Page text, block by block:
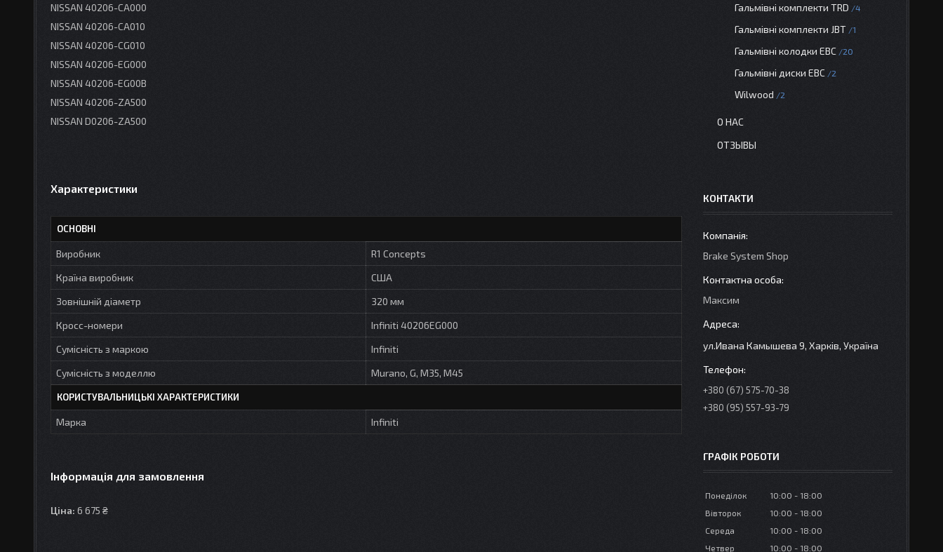
NISSAN 40206-CA000
NISSAN 40206-CA010
NISSAN 40206-CG010
NISSAN 40206-EG000
NISSAN 40206-EG00B
NISSAN 40206-ZA500
NISSAN D0206-ZA500
Характеристики
ОСНОВНІ
Виробник
R1 Concepts
Країна виробник
США
Зовнішній діаметр
320 мм
Кросс-номери
Infiniti 40206EG000
Сумісність з маркою
Infiniti
Сумісність з моделлю
Murano, G, M35, M45
КОРИСТУВАЛЬНИЦЬКІ ХАРАКТЕРИСТИКИ
Марка Infiniti
Інформація для замовлення
Ціна: 6 675 ₴
Гальмівні комплекти TRD 4
Гальмівні комплекти JBT 1
Гальмівні колодки EBC 20
Гальмівні диски EBC 2
Wilwood 2
О НАС
ОТЗЫВЫ
КОНТАКТИ
Brake System Shop
Максим
ул.Ивана Камышева 9, Харків, Україна
+380 (67) 575-70-38
+380 (95) 557-93-79
ГРАФІК РОБОТИ
Понеділок 10:00
18:00
Вівторок
10:00
18:00
Середа
10:00
18:00
Четвер
10:00 18:00